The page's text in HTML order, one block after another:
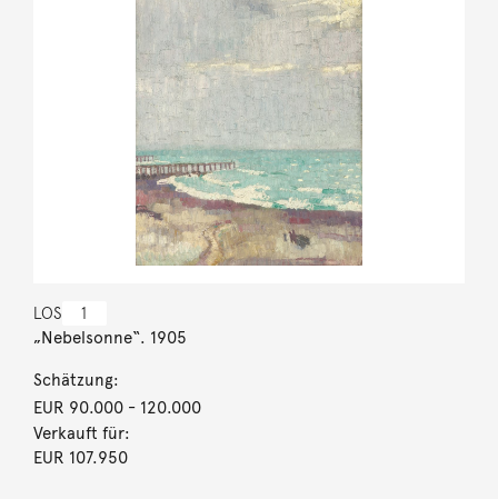
LOS 1
„Nebelsonne“. 1905
Schätzung:
EUR 90.000- 120.000
Verkauft für:
EUR 107.950